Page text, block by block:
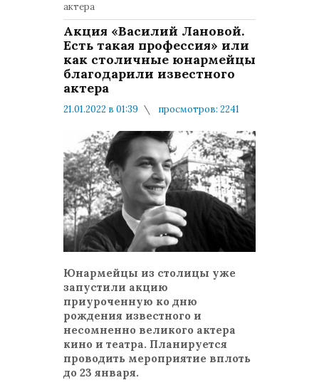
актера
Акция «Василий Лановой.
Есть такая профессия» или
как столичные юнармейцы
благодарили известного
актера
21.01.2022 в 01:39
просмотров: 2241
Юнармейцы из столицы уже
запустили акцию
приуроченную ко дню
рождения известного и
несомненно великого актера
кино и театра. Планируется
проводить мероприятие вплоть
до 23 января.